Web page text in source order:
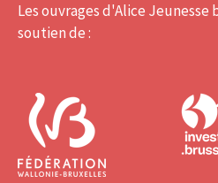
Les ouvrages d'Alice Jeunesse
soutien de :